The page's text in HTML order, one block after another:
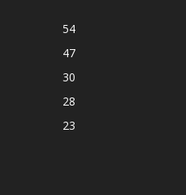
54
47
30
28
23